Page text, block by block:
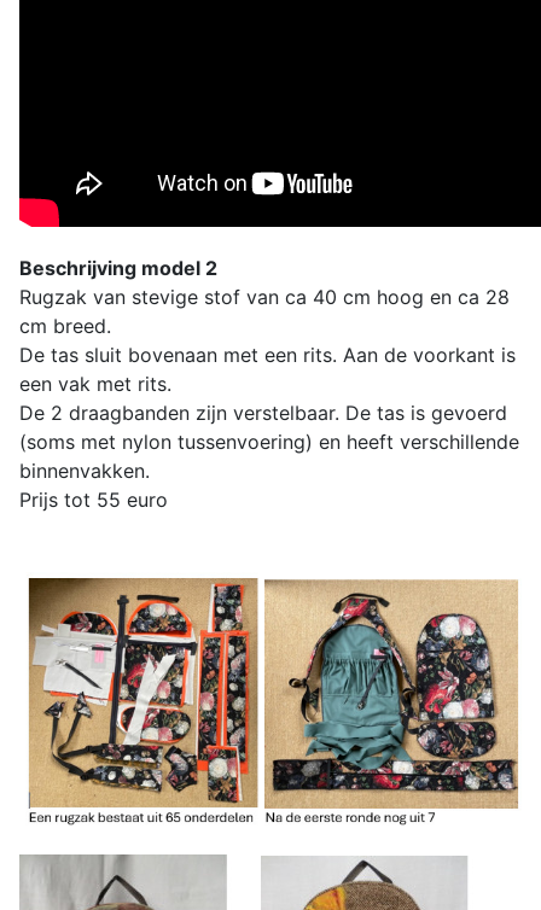
Beschrijving model 2
Rugzak van stevige stof van ca 40 cm hoog en ca 28
cm breed.
De tas sluit bovenaan met een rits. Aan de voorkant is
een vak met rits.
De 2 draagbanden zijn verstelbaar. De tas is gevoerd
(soms met nylon tussenvoering) en heeft verschillende
binnenvakken.
Prijs tot 55 euro